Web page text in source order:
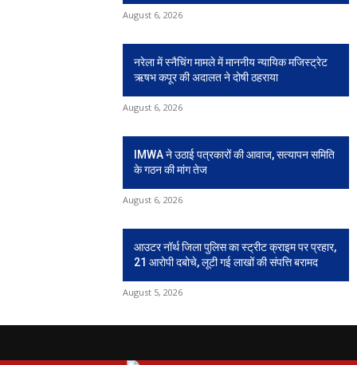
August 6, 2026
नरेला में स्नैचिंग मामले में माननीय न्यायिक मजिस्ट्रेट
ऋषभ कपूर की अदालत ने दोषी ठहराया
August 6, 2026
IMWA ने उठाई पत्रकारों की आवाज, सत्यापन समिति
के गठन की मांग तेज
August 6, 2026
आउटर नॉर्थ जिला पुलिस का स्ट्रीट क्राइम पर प्रहार,
21 आरोपी दबोचे, लूटी गई लाखों की संपत्ति बरामद
August 5, 2026